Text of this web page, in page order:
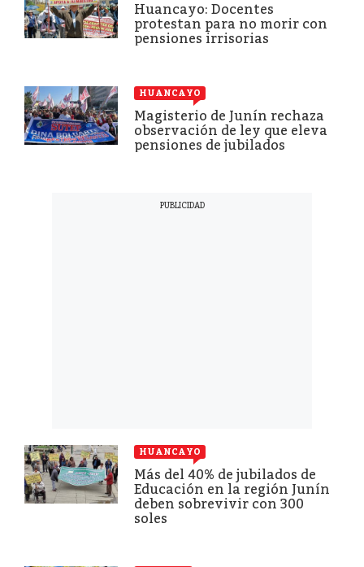
Huancayo: Docentes
protestan para no morir con
pensiones irrisorias
HUANCAYO
Magisterio de Junín rechaza
observación de ley que eleva
pensiones de jubilados
HUANCAYO
Más del 40% de jubilados de
Educación en la región Junín
deben sobrevivir con 300
soles